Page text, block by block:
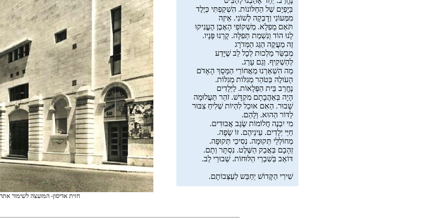
בְּיָפְיָם שֶׁל הַחַלּוֹנוֹת. הִשְׁקַפְתִּי כְּיֶלֶד
מִמְּעוֹנִי וְדָבְקָה לְשׁוֹנִי. אֵיזֶה
תֹּאַם מֻפְלָא. מַשְׁקוֹפֵי הָאֶבֶן הֶעֱנִיקוּ
לָנוּ הוֹד וְנִשְׁמַת תְּפִלָּה. קָרְנוּ פָּנָיו.
זֶה מַעֲקֶה הַגַּג הַמְּדֹרָג
מְבַשֵּׂר מַלְכוּת לְכָל לֵב שֶׁיָּדַע
לְהַשְׁקִיף. וְגַם עָרַג.
מַה הִשְׁאַרְנוּ מֵאֲחוֹרֵי הַמָּסָךְ הָאָדֹם
הָעֹולֶה בְּטֹהַר מְגִלּוֹת מְגִלּוֹת.
נֶחֱרַב בֵּית הַפְּלָאוֹת. לַיְּלָדִים
הָיָה בְּאַהֲבָתָם מִקְדָּשׁ. זֹהַר תַּעֲלוּמָה
שָׁבוּר. הַאִם אוּכַל לִהְיוֹת שְׁלִיחַ צִבּוּר
לַדּוֹר הַהוּא. וְלָהֵם.
מִי יִבְנֶה חֲלוֹמוֹת שֶׂגֶב אֲבוּדִים.
חַיֵּי יְלָדִים. עֵינֵיהֶם. זוֹ שָׂפָה.
מְחוֹלְלֵי תְּקוּמָה. נְסִיכֵי תְּקוּפָה.
זְהָבָם בַּאֲבַק הַשֶּׁלֶט. נִסְתָּר וְתָם.
דּוֹאֵב בְּשִׁבְרֵי הַלּוּחוֹת. שְׁבוּרֵי לֵב.
שִׁירִי הַקָּדוֹשׁ יְחַבֵּש לְעַצְּבוֹתָם.
חזית אדיסון- המועצה לשימור